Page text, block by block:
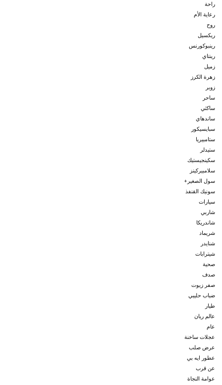
راحة
رعاية الأم
روح
ريكسيل
رينبوكورنس
رينتاي
زميل
زهرة الكرز
زوبر
ساحر
ساكثي
ساندهاي
سبايسيكور
ستامبيريا
ستيدلر
سكينجيستيك
سلامبيركينز
سول الصغير+
سونيك القنفذ
سيارات
شاربي
شاندريكا
شريماد
شنايدر
شيترابات
صحية
صدف
صفر زيوت
ضباب حليبي
طيار
عالم ريان
عام
عجلات ساخنة
عرض صلب
عطور ايه بي
عن قرب
عوامة النجاة